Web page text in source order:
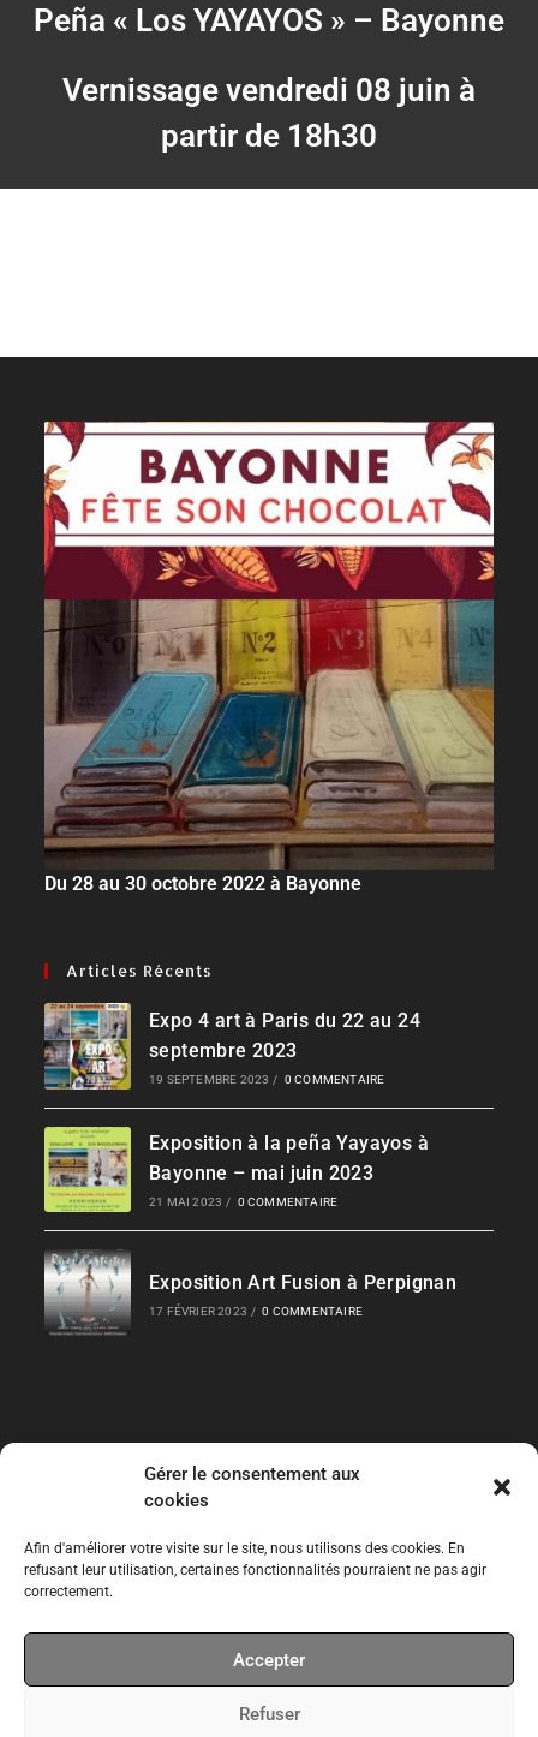
Gérer le consentement aux
cookies
Afin d'améliorer votre visite sur le site, nous utilisons des cookies. En
refusant leur utilisation, certaines fonctionnalités pourraient ne pas agir
correctement.
Accepter
Refuser
Peña « Los YAYAYOS » – Bayonne
Vernissage vendredi 08 juin à
partir de 18h30
Du 28 au 30 octobre 2022 à Bayonne
Articles Récents
Expo 4 art à Paris du 22 au 24
septembre 2023
19 SEPTEMBRE 2023 / 0 COMMENTAIRE
Exposition à la peña Yayayos à
Bayonne – mai juin 2023
21 MAI 2023 / 0 COMMENTAIRE
Exposition Art Fusion à Perpignan
17 FÉVRIER 2023 / 0 COMMENTAIRE
Liens Rapides
Les Collections
Expos permanentes